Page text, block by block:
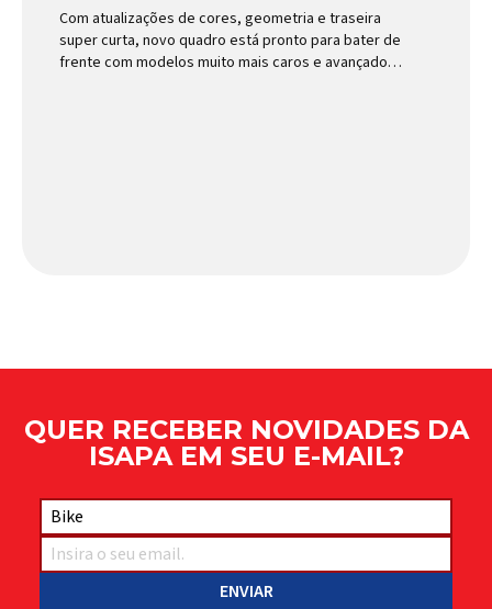
Com atualizações de cores, geometria e traseira
super curta, novo quadro está pronto para bater de
frente com modelos muito mais caros e avançados
QUER RECEBER NOVIDADES DA
ISAPA EM SEU E-MAIL?